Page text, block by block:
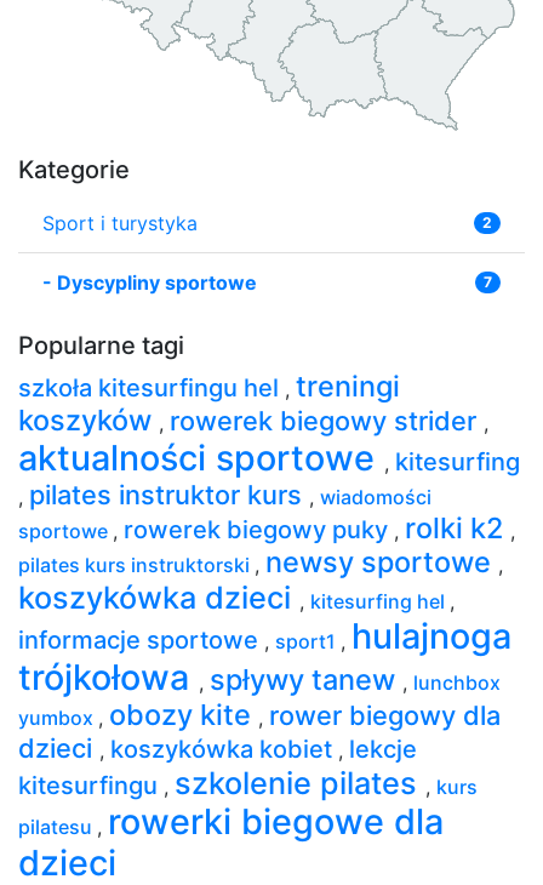
Kategorie
Sport i turystyka 2
- Dyscypliny sportowe 7
Popularne tagi
szkoła kitesurfingu hel , treningi
koszyków , rowerek biegowy strider ,
aktualności sportowe , kitesurfing
, pilates instruktor kurs , wiadomości
sportowe , rowerek biegowy puky , rolki k2 ,
pilates kurs instruktorski , newsy sportowe ,
koszykówka dzieci , kitesurfing hel ,
informacje sportowe , sport1 , hulajnoga
trójkołowa , spływy tanew , lunchbox
yumbox , obozy kite , rower biegowy dla
dzieci , koszykówka kobiet , lekcje
kitesurfingu , szkolenie pilates , kurs
pilatesu , rowerki biegowe dla
dzieci